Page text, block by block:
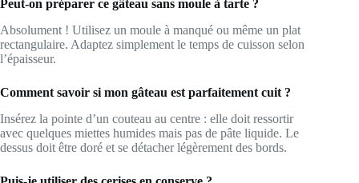
Peut-on préparer ce gâteau sans moule à tarte ?
Absolument ! Utilisez un moule à manqué ou même un plat
rectangulaire. Adaptez simplement le temps de cuisson selon
l’épaisseur.
Comment savoir si mon gâteau est parfaitement cuit ?
Insérez la pointe d’un couteau au centre : elle doit ressortir
avec quelques miettes humides mais pas de pâte liquide. Le
dessus doit être doré et se détacher légèrement des bords.